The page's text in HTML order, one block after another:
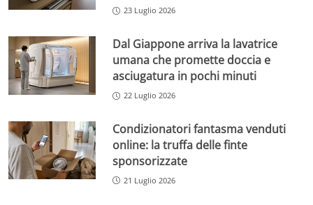
23 Luglio 2026
Dal Giappone arriva la lavatrice
umana che promette doccia e
asciugatura in pochi minuti
22 Luglio 2026
Condizionatori fantasma venduti
online: la truffa delle finte
sponsorizzate
21 Luglio 2026